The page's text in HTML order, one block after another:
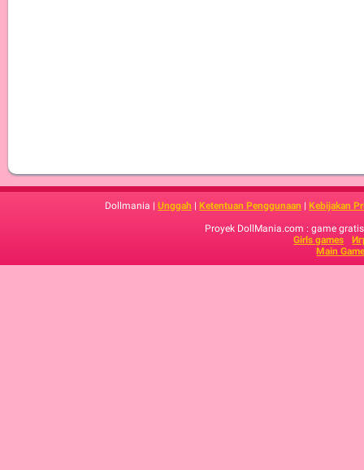
Dollmania | Unggah | Ketentuan Penggunaan | Kebijakan
Proyek DollMania.com : game
Girls games
Main